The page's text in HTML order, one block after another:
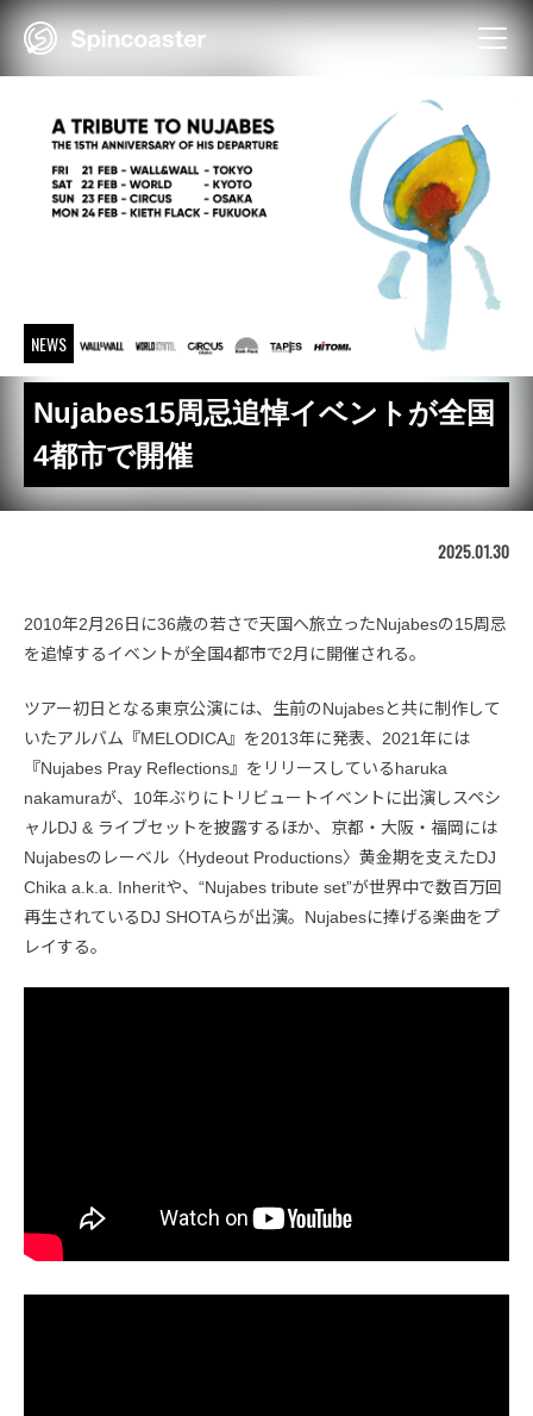
Skip
NEWS
Nujabes15周忌追悼イベントが全国
4都市で開催
2025.01.30
2010年2月26日に36歳の若さで天国へ旅立ったNujabesの15周忌
を追悼するイベントが全国4都市で2月に開催される。
ツアー初日となる東京公演には、生前のNujabesと共に制作して
いたアルバム『MELODICA』を2013年に発表、2021年には
『Nujabes Pray Reflections』をリリースしているharuka
nakamuraが、10年ぶりにトリビュートイベントに出演しスペシ
ャルDJ & ライブセットを披露するほか、京都・大阪・福岡には
Nujabesのレーベル〈Hydeout Productions〉黄金期を支えたDJ
Chika a.k.a. Inheritや、“Nujabes tribute set”が世界中で数百万回
再生されているDJ SHOTAらが出演。Nujabesに捧げる楽曲をプ
レイする。